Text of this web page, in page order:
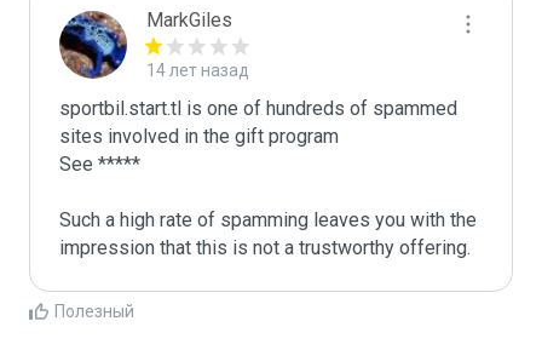
MarkGiles
14 лет назад
sportbil.start.tl is one of hundreds of spammed
sites involved in the gift program
See *****
Such a high rate of spamming leaves you with the
impression that this is not a trustworthy offering.
Полезный